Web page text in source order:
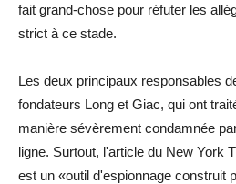
fait grand-chose pour réfuter les
strict à ce stade.
Les deux principaux responsables
fondateurs Long et Giac, qui ont
manière sévèrement condamnée
ligne. Surtout, l'article du New York
est un «outil d'espionnage construit